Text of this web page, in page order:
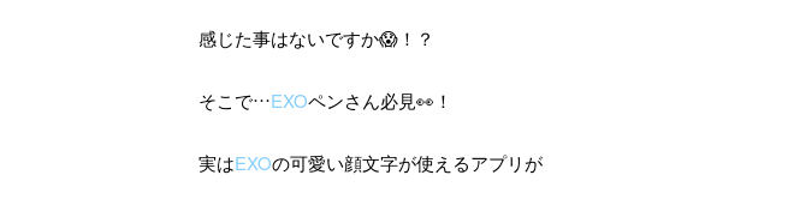
感じた事はないですか😱！？
そこで…EXOペンさん必見👀！
実はEXOの可愛い顔文字が使えるアプリが